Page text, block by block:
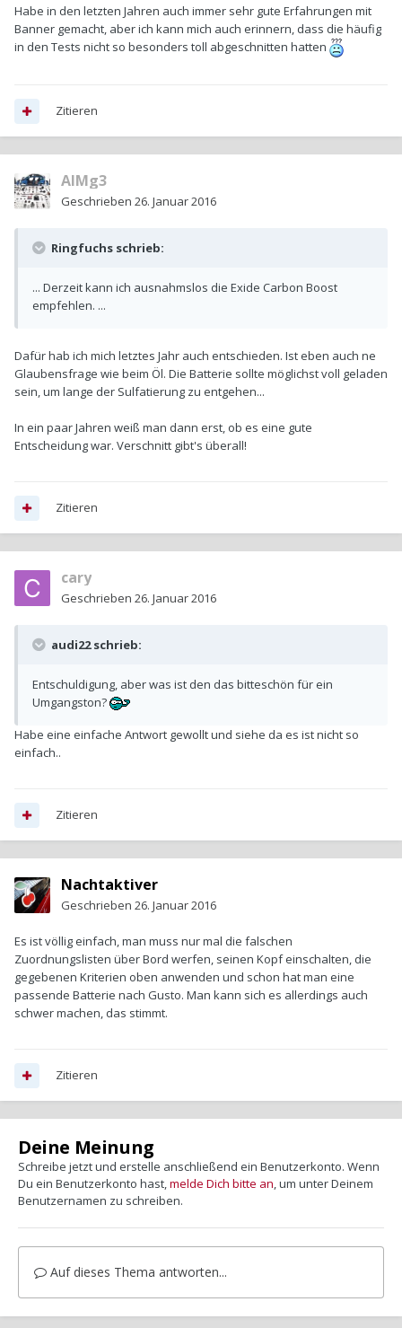
Habe in den letzten Jahren auch immer sehr gute Erfahrungen mit
Banner gemacht, aber ich kann mich auch erinnern, dass die häufig
in den Tests nicht so besonders toll abgeschnitten hatten
Zitieren
AlMg3
Geschrieben 26. Januar 2016
Ringfuchs schrieb:
... Derzeit kann ich ausnahmslos die Exide Carbon Boost
empfehlen. ...
Dafür hab ich mich letztes Jahr auch entschieden. Ist eben auch ne
Glaubensfrage wie beim Öl. Die Batterie sollte möglichst voll geladen
sein, um lange der Sulfatierung zu entgehen...
In ein paar Jahren weiß man dann erst, ob es eine gute
Entscheidung war. Verschnitt gibt's überall!
Zitieren
cary
Geschrieben 26. Januar 2016
audi22 schrieb:
Entschuldigung, aber was ist den das bitteschön für ein
Umgangston?
Habe eine einfache Antwort gewollt und siehe da es ist nicht so
einfach..
Zitieren
Nachtaktiver
Geschrieben 26. Januar 2016
Es ist völlig einfach, man muss nur mal die falschen
Zuordnungslisten über Bord werfen, seinen Kopf einschalten, die
gegebenen Kriterien oben anwenden und schon hat man eine
passende Batterie nach Gusto. Man kann sich es allerdings auch
schwer machen, das stimmt.
Zitieren
Deine Meinung
Schreibe jetzt und erstelle anschließend ein Benutzerkonto. Wenn
Du ein Benutzerkonto hast,melde Dich bitte an, um unter Deinem
Benutzernamen zu schreiben.
Auf dieses Thema antworten...